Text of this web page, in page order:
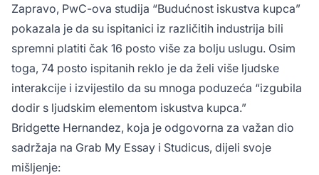
Zapravo, PwC-ova studija “Budućnost iskustva kupca”
pokazala je da su ispitanici iz različitih industrija bili
spremni platiti čak 16 posto više za bolju uslugu. Osim
toga, 74 posto ispitanih reklo je da želi više ljudske
interakcije i izvijestilo da su mnoga poduzeća “izgubila
dodir s ljudskim elementom iskustva kupca.”
Bridgette Hernandez, koja je odgovorna za važan dio
sadržaja na Grab My Essay i Studicus, dijeli svoje
mišljenje: